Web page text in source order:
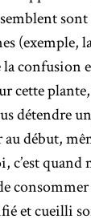
(exemple,
la confusion
cette
détendre
début,
c’est
consommer
et cueilli